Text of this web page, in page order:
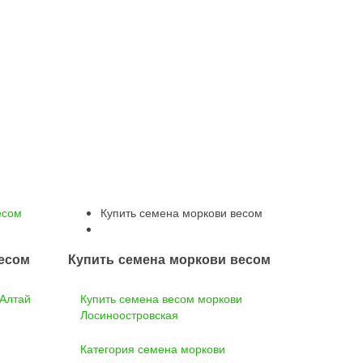
Купить семена моркови весом
Купить семена моркови весом
Купить семена весом моркови
Лосиноостровская
Категория семена моркови